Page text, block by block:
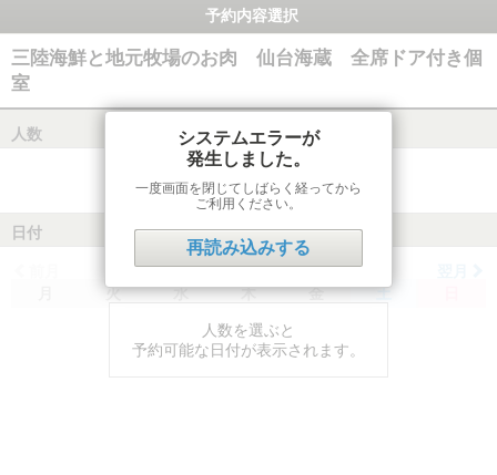
予約内容選択
三陸海鮮と地元牧場のお肉 仙台海蔵 全席ドア付き個
室
人数
日付
火 水 木 金 土
人数を選ぶと
予約可能な日付が表示されます。
システムエラーが
発生しました。
一度画面を閉じてしばらく経ってから
ご利用ください。
再読み込みする